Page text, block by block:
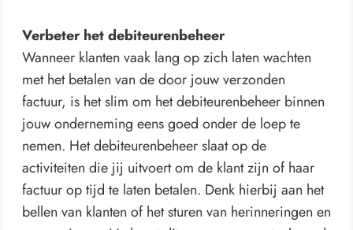
Verbeter het debiteurenbeheer
Wanneer klanten vaak lang op zich laten wachten
met het betalen van de door jouw verzonden
factuur, is het slim om het debiteurenbeheer binnen
jouw onderneming eens goed onder de loep te
nemen. Het debiteurenbeheer slaat op de
activiteiten die jij uitvoert om de klant zijn of haar
factuur op tijd te laten betalen. Denk hierbij aan het
bellen van klanten of het sturen van herinneringen en